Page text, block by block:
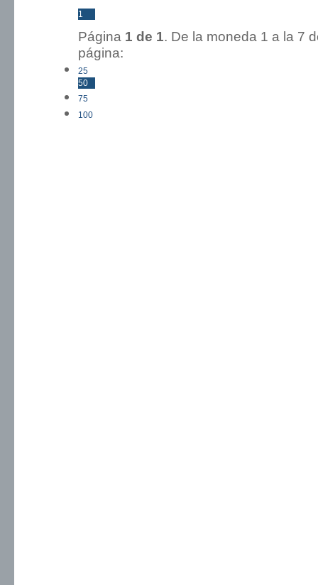
1
Página 1 de 1. De la moneda 1 a
página:
25
50
75
100